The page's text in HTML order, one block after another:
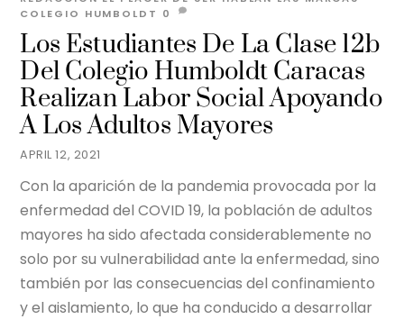
APRIL 12, 2021
Los Estudiantes De La Clase 12b
Del Colegio Humboldt Caracas
Realizan Labor Social Apoyando
A Los Adultos Mayores
COLEGIO HUMBOLDT 0
Con la aparición de la pandemia provocada por la
enfermedad del COVID 19, la población de adultos
mayores ha sido afectada considerablemente no
solo por su vulnerabilidad ante la enfermedad, sino
también por las consecuencias del confinamiento
y el aislamiento, lo que ha conducido a desarrollar